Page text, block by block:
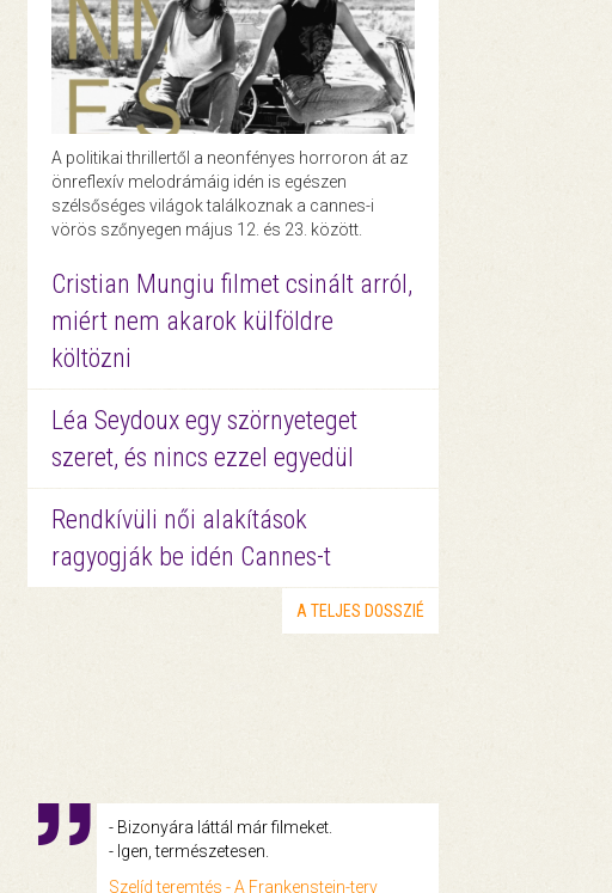
A politikai thrillertől a neonfényes horroron át az
önreflexív melodrámáig idén is egészen
szélsőséges világok találkoznak a cannes-i
vörös szőnyegen május 12. és 23. között.
Cristian Mungiu filmet csinált arról,
miért nem akarok külföldre
költözni
Léa Seydoux egy szörnyeteget
szeret, és nincs ezzel egyedül
Rendkívüli női alakítások
ragyogják be idén Cannes-t
A TELJES DOSSZIÉ
- Bizonyára láttál már filmeket.
- Igen, természetesen.
Szelíd teremtés - A Frankenstein-terv